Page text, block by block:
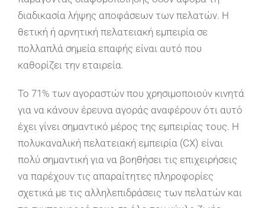
διαδικασία λήψης αποφάσεων των πελατών. Η
θετική ή αρνητική πελατειακή εμπειρία σε
πολλαπλά σημεία επαφής είναι αυτό που
καθορίζει την εταιρεία.
Το 71% των αγοραστών που χρησιμοποιούν κινητά
για να κάνουν έρευνα αγοράς αναφέρουν ότι αυτό
έχει γίνει σημαντικό μέρος της εμπειρίας τους. Η
πολυκαναλική πελατειακή εμπειρία (CX) είναι
πολύ σημαντική για να βοηθήσει τις επιχειρήσεις
να παρέχουν τις απαραίτητες πληροφορίες
σχετικά με τις αλληλεπιδράσεις των πελατών και